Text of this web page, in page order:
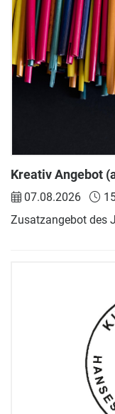
Kreativ Angebot
07.08.2026
Zusatzangebot des